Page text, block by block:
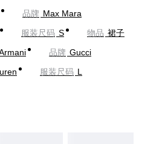
品牌 Max Mara
服装尺码 S 物品 裙子
品牌 Gucci
服装尺码 L